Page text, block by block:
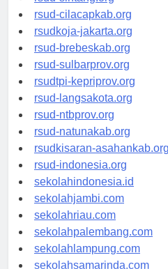
rsud-sintang.org
rsud-cilacapkab.org
rsudkoja-jakarta.org
rsud-brebeskab.org
rsud-sulbarprov.org
rsudtpi-kepriprov.org
rsud-langsakota.org
rsud-ntbprov.org
rsud-natunakab.org
rsudkisaran-asahankab.org
rsud-indonesia.org
sekolahindonesia.id
sekolahjambi.com
sekolahriau.com
sekolahpalembang.com
sekolahlampung.com